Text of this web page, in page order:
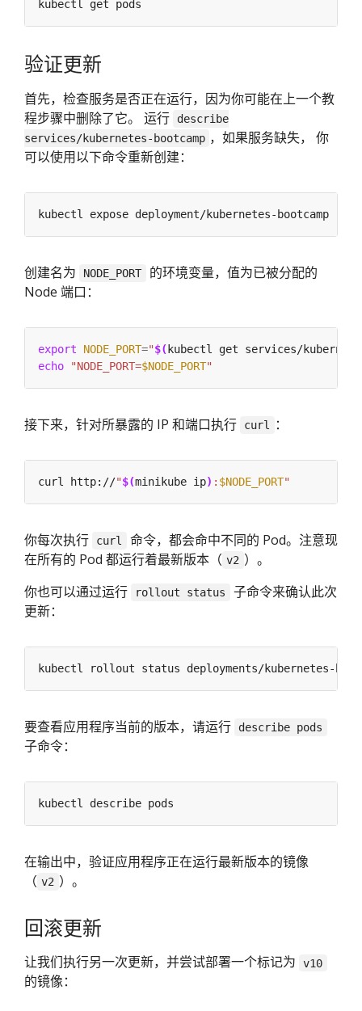
验证更新
首先，检查服务是否正在运行，因为你可能在上一个教
程步骤中删除了它。 运行
describe
services/kubernetes-bootcamp ，如果服务缺失， 你
可以使用以下命令重新创建：
kubectl expose deployment/kubernetes-bootcamp --
创建名为 NODE_PORT
的环境变量，值为已被分配的
Node 端口：
export NODE_PORT="$( kubectl get services/
echo
"NODE_PORT=$NODE_PORT"
接下来，针对所暴露的 IP 和端口执行 curl ：
curl http://"$(minikube ip) : $NODE_PORT"
你每次执行 curl
命令，都会命中不同的 Pod。注意现
在所有的 Pod 都运行着最新版本（ v2 ）。
你也可以通过运行
rollout status
子命令来确认此次
更新：
要查看应用程序当前的版本，请运行 describe pods
子命令：
在输出中，验证应用程序正在运行最新版本的镜像
（ v2 ）。
回滚更新
让我们执行另一次更新，并尝试部署一个标记为 v10
的镜像：